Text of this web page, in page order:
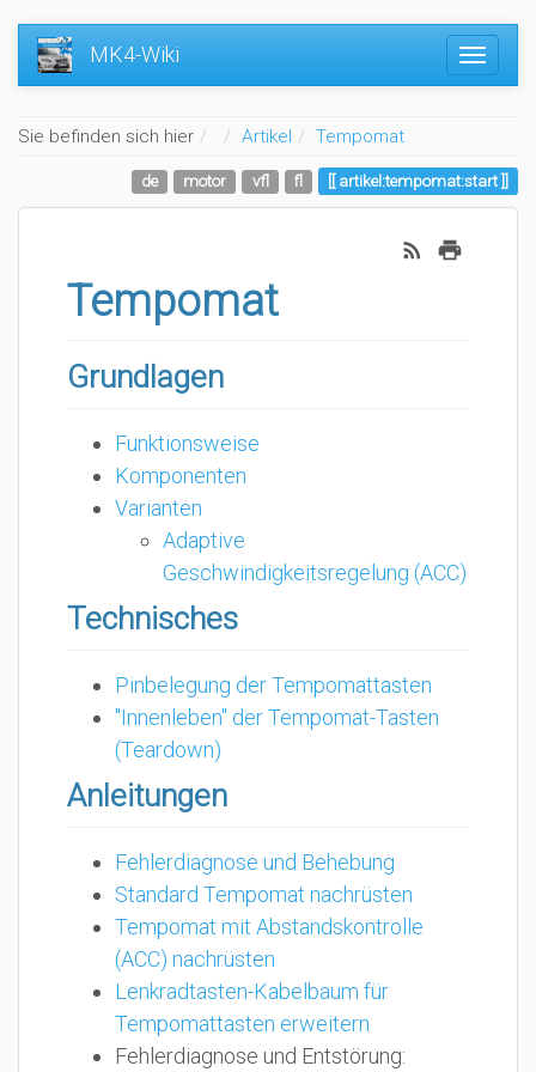
MK4-Wiki
Sie befinden sich hier Home
Artikel Tempomat
de motor vfl fl artikel:tempomat:start
Tempomat
Grundlagen
Funktionsweise
Komponenten
Varianten
Adaptive
Geschwindigkeitsregelung (ACC)
Technisches
Pinbelegung der Tempomattasten
"Innenleben" der Tempomat-Tasten
(Teardown)
Anleitungen
Fehlerdiagnose und Behebung
Standard Tempomat nachrüsten
Tempomat mit Abstandskontrolle
(ACC) nachrüsten
Lenkradtasten-Kabelbaum für
Tempomattasten erweitern
Fehlerdiagnose und Entstörung: